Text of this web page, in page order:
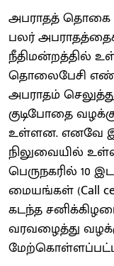
அபராதத் தொகை
பலர்
நீதிமன்றத்தில்
தொலைபேசி
அபராதம்
குடிபோதை
உள்ளன. எனவே
நிலுவையில்
பெருநகரில் 10
மையங்கள் (Call
கடந்த
வரவழைத்து